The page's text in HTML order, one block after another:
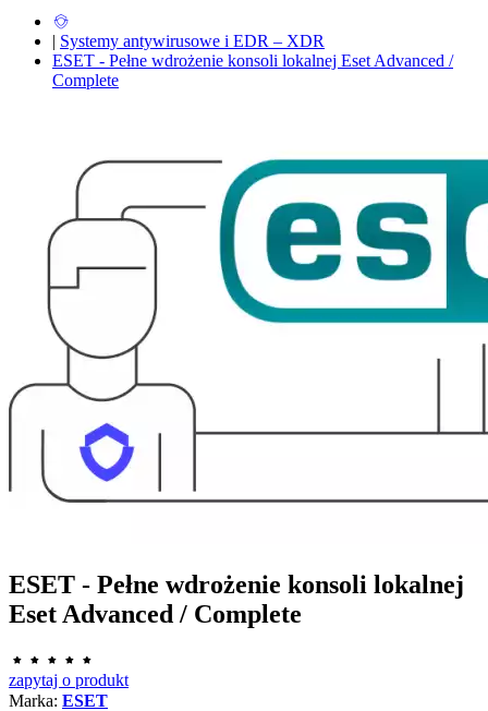
| Systemy antywirusowe i EDR – XDR
ESET - Pełne wdrożenie konsoli lokalnej Eset Advanced /
Complete
ESET - Pełne wdrożenie konsoli lokalnej
Eset Advanced / Complete
zapytaj o produkt
Marka: ESET